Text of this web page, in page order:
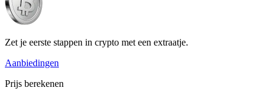
Zet je eerste stappen in crypto met een extraatje.
Aanbiedingen
Prijs berekenen